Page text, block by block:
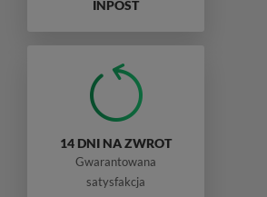
INPOST
14 DNI NA ZWROT
Gwarantowana
satysfakcja